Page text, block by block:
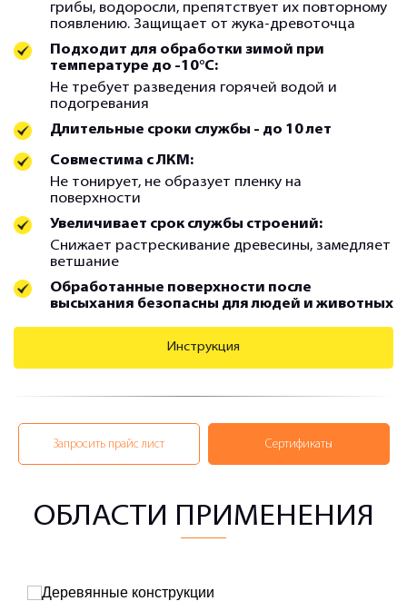
грибы, водоросли, препятствует их повторному
появлению. Защищает от жука-древоточца
Подходит для обработки зимой при
температуре до -10°С:
Не требует разведения горячей водой и
подогревания
Длительные сроки службы - до 10 лет
Совместима с ЛКМ:
Не тонирует, не образует пленку на
поверхности
Увеличивает срок службы строений:
Снижает растрескивание древесины, замедляет
ветшание
Обработанные поверхности после
высыхания безопасны для людей и животных
Инструкция
Запросить прайс лист Сертификаты
ОБЛАСТИ ПРИМЕНЕНИЯ